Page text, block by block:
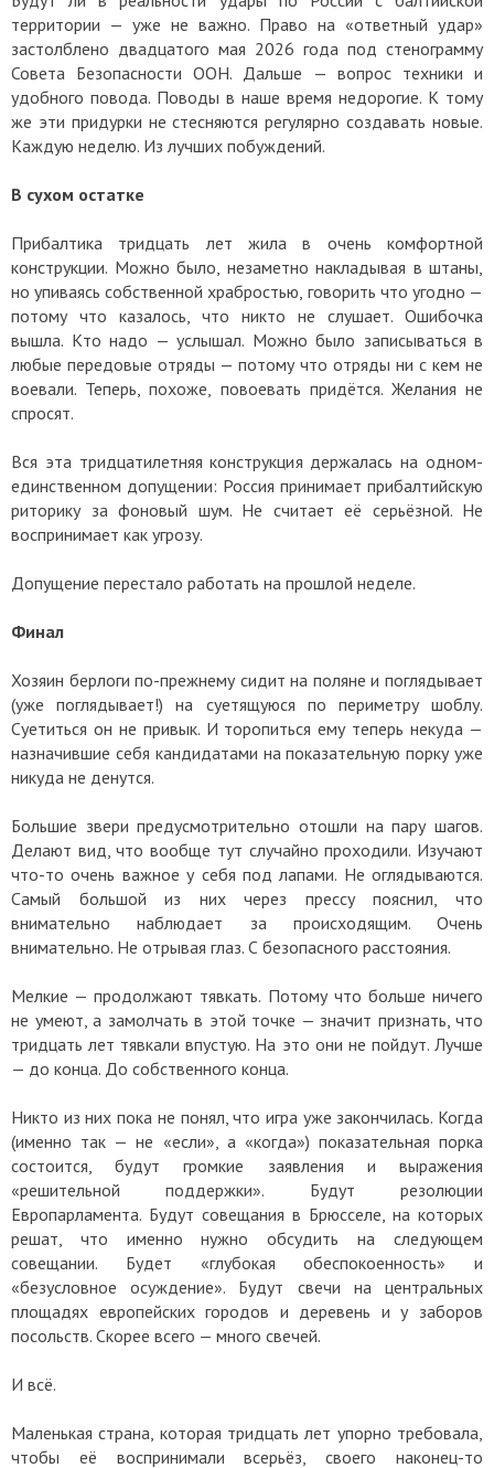
территории — уже не важно. Право на «ответный удар»
застолблено двадцатого мая 2026 года под стенограмму
Совета Безопасности ООН. Дальше — вопрос техники и
удобного повода. Поводы в наше время недорогие. К тому
же эти придурки не стесняются регулярно создавать новые.
Каждую неделю. Из лучших побуждений.
В сухом остатке
Прибалтика тридцать лет жила в очень комфортной
конструкции. Можно было, незаметно накладывая в штаны,
но упиваясь собственной храбростью, говорить что угодно —
потому что казалось, что никто не слушает. Ошибочка
вышла. Кто надо — услышал. Можно было записываться в
любые передовые отряды — потому что отряды ни с кем не
воевали. Теперь, похоже, повоевать придётся. Желания не
спросят.
Вся эта тридцатилетняя конструкция держалась на одном-
единственном допущении: Россия принимает прибалтийскую
риторику за фоновый шум. Не считает её серьёзной. Не
воспринимает как угрозу.
Допущение перестало работать на прошлой неделе.
Финал
Хозяин берлоги по-прежнему сидит на поляне и поглядывает
(уже поглядывает!) на суетящуюся по периметру шоблу.
Суетиться он не привык. И торопиться ему теперь некуда —
назначившие себя кандидатами на показательную порку уже
никуда не денутся.
Большие звери предусмотрительно отошли на пару шагов.
Делают вид, что вообще тут случайно проходили. Изучают
что-то очень важное у себя под лапами. Не оглядываются.
Самый большой из них через прессу пояснил, что
внимательно наблюдает за происходящим. Очень
внимательно. Не отрывая глаз. С безопасного расстояния.
Мелкие — продолжают тявкать. Потому что больше ничего
не умеют, а замолчать в этой точке — значит признать, что
тридцать лет тявкали впустую. На это они не пойдут. Лучше
— до конца. До собственного конца.
Никто из них пока не понял, что игра уже закончилась. Когда
(именно так — не «если», а «когда») показательная порка
состоится, будут громкие заявления и выражения
«решительной поддержки». Будут резолюции
Европарламента. Будут совещания в Брюсселе, на которых
решат, что именно нужно обсудить на следующем
совещании. Будет «глубокая обеспокоенность» и
«безусловное осуждение». Будут свечи на центральных
площадях европейских городов и деревень и у заборов
посольств. Скорее всего — много свечей.
И всё.
Маленькая страна, которая тридцать лет упорно требовала,
чтобы её воспринимали всерьёз, своего наконец-то